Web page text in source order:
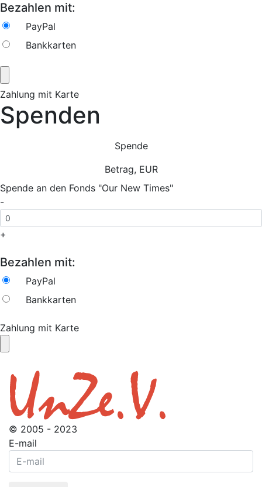
Bezahlen mit:
PayPal
Bankkarten
Zahlung mit Karte
Spenden
Spende
Betrag, EUR
Spende an den Fonds "Our New Times"
-
+
Bezahlen mit:
PayPal
Bankkarten
Zahlung mit Karte
© 2005 - 2023
E-mail